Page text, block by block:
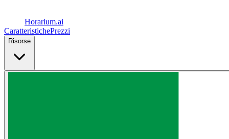
Horarium.ai
CaratteristichePrezzi
Risorse